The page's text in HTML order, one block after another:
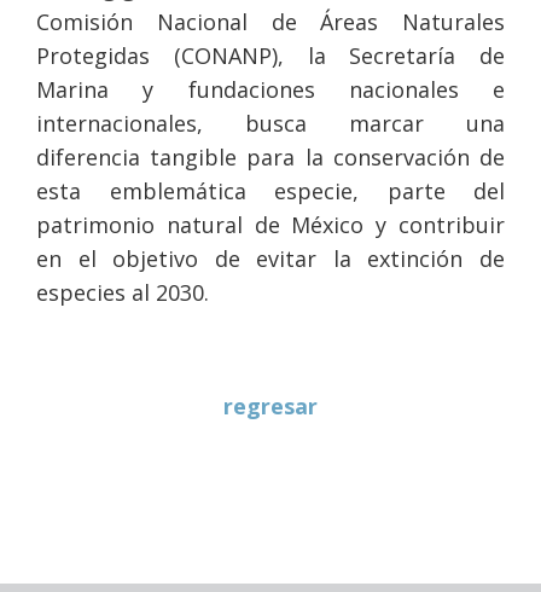
Comisión Nacional de Áreas Naturales
Protegidas (CONANP), la Secretaría de
Marina y fundaciones nacionales e
internacionales, busca marcar una
diferencia tangible para la conservación de
esta emblemática especie, parte del
patrimonio natural de México y contribuir
en el objetivo de evitar la extinción de
especies al 2030.
regresar